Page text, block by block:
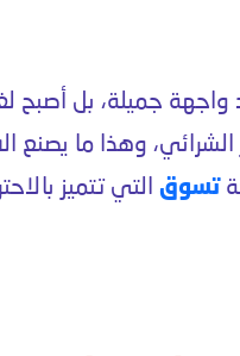
واجهة جميلة، بل أصبح
الشرائي، وهذا ما يصنع
تسوق التي تتميز